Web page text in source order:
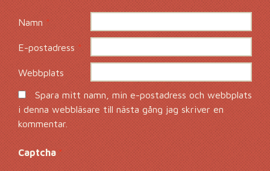
Namn *
E-postadress *
Webbplats
Spara mitt namn, min e-postadress och webbplats
i denna webbläsare till nästa gång jag skriver en
kommentar.
Captcha*